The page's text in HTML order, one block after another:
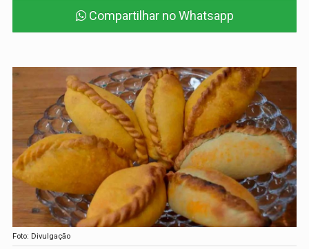
Compartilhar no Whatsapp
Foto: Divulgação